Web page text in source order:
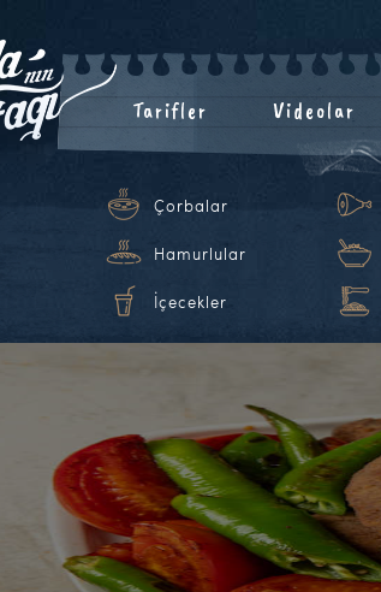
Tarifler Videolar
Çorbalar
Hamurlular
İçecekler